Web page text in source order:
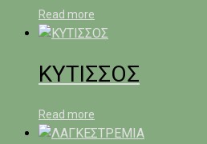
Read more
ΚΥΤΙΣΣΟΣ
Read more